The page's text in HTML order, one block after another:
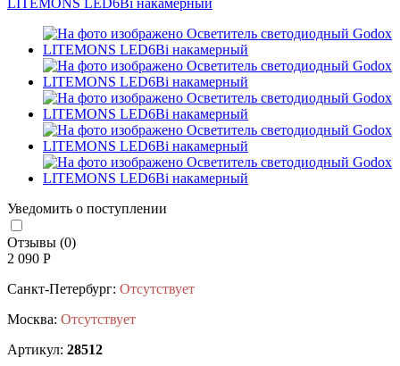
Уведомить о поступлении
Отзывы (0)
2 090 Р
Санкт-Петербург: Отсутствует
Москва: Отсутствует
Артикул: 28512